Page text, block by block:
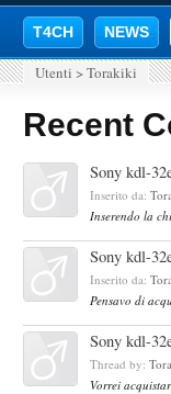
T4CH NEWS
Utenti > Torakiki
Recent
Sony kdl-
Inserito da:
Inserendo la
Sony kdl-
Inserito da:
Pensavo di
Sony kdl-
Thread by:
Vorrei